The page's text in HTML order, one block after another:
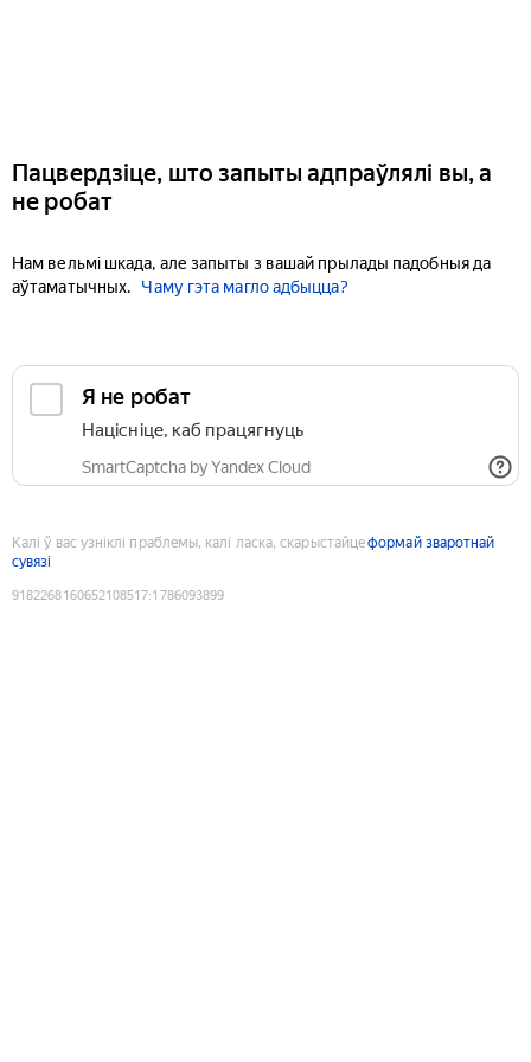
Пацвердзіце, што запыты адпраўлялі вы, а
не робат
Нам вельмі шкада, але запыты з вашай прылады падобныя да
аўтаматычных.
Чаму гэта магло адбыцца?
Я не робат
Націсніце, каб працягнуць
SmartCaptcha by Yandex Cloud
Калі ў вас узніклі праблемы, калі ласка, скарыстайцеформай зваротнай
сувязі
9182268160652108517:1786093899